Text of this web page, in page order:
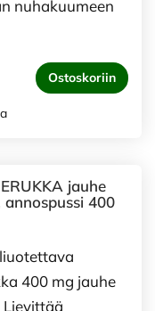
nuhakuumeen
Ostoskoriin
jauhe
400
400 mg jauhe